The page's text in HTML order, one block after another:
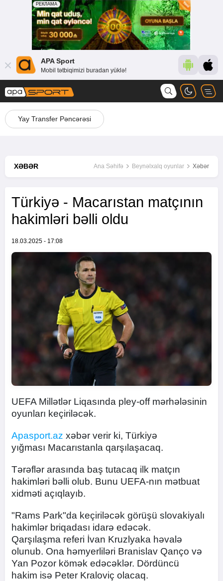
APA Sport
Mobil tətbiqimizi buradan yüklə!
Yay Transfer Pəncərəsi
XƏBƏR Ana Səhifə Beynəlxalq oyunlar Xəbər
Türkiyə - Macarıstan matçının
hakimləri bəlli oldu
18.03.2025 - 17:08
UEFA Millətlər Liqasında pley-off mərhələsinin
oyunları keçiriləcək.
Apasport.az xəbər verir ki, Türkiyə
yığması Macarıstanla qarşılaşacaq.
Tərəflər arasında baş tutacaq ilk matçın
hakimləri bəlli olub. Bunu UEFA-nın mətbuat
xidməti açıqlayıb.
"Rams Park"da keçiriləcək görüşü slovakiyalı
hakimlər briqadası idarə edəcək.
Qarşılaşma referi İvan Kruzlyaka həvalə
olunub. Ona həmyerliləri Branislav Qanço və
Yan Pozor kömək edəcəklər. Dördüncü
hakim isə Peter Kraloviç olacaq.